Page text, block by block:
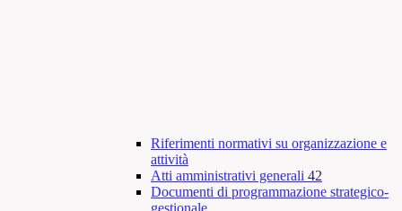
Riferimenti normativi su organizzazione e
attività
Atti amministrativi generali 42
Documenti di programmazione strategico-
gestionale